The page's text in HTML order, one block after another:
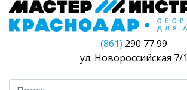
(861) 290 77 99
ул. Новороссийская 7/1